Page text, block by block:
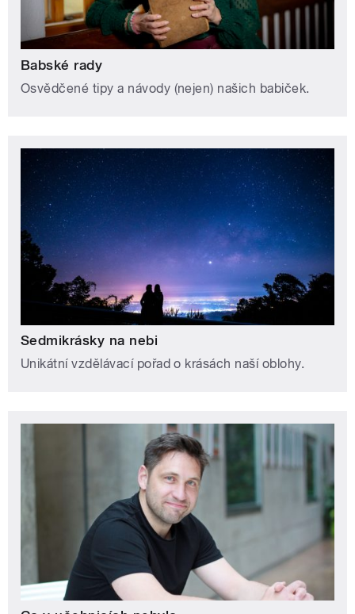
Babské rady
Osvědčené tipy a návody (nejen) našich babiček.
Sedmikrásky na nebi
Unikátní vzdělávací pořad o krásách naší oblohy.